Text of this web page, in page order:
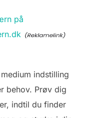
på
indstilling
behov. Prøv dig
indtil du finder